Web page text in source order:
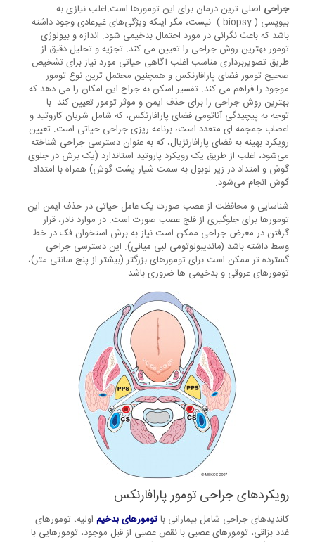
جراحی اصلی ترین درمان برای این تومورها است.اغلب نیازی به
بیوپسی ( biopsy ) نیست، مگر اینکه ویژگی‌های غیرعادی وجود داشته
باشد که باعث نگرانی در مورد احتمال بدخیمی شود. اندازه و بیولوژی
تومور بهترین روش جراحی را تعیین می کند. تجزیه و تحلیل دقیق از
طریق تصویربرداری مناسب اغلب آگاهی حیاتی مورد نیاز برای تشخیص
صحیح تومور فضای پارافارنکس و همچنین محتمل ترین نوع تومور
موجود را فراهم می کند. تفسیر اسکن به جراح این امکان را می دهد که
بهترین روش جراحی را برای حذف ایمن و موثر تومور تعیین کند. با
توجه به پیچیدگی آناتومی فضای پارافارنکس، که شامل شریان کاروتید و
اعصاب جمجمه ای متعدد است، برنامه ریزی جراحی حیاتی است. تعیین
رویکرد بهینه به فضای پارافارنژیال، که به عنوان دسترسی جراحی شناخته
می‌شود، اغلب از طریق یک رویکرد پاروتید استاندارد (یک برش در جلوی
گوش و امتداد در زیر لوبول به سمت شیار پشت گوش) همراه با امتداد
گوش انجام می‌شود.
شناسایی و محافظت از عصب صورت یک عامل حیاتی در حذف ایمن این
تومورها برای جلوگیری از فلج عصب صورت است. در موارد نادر، قرار
گرفتن در معرض جراحی ممکن است نیاز به برش استخوان فک در خط
وسط داشته باشد (ماندیبولوتومی لبی میانی). این دسترسی جراحی
گسترده تر ممکن است برای تومورهای بزرگتر (بیشتر از پنج سانتی متر)،
تومورهای عروقی و بدخیمی ها ضروری باشد.
رویکردهای جراحی تومور پارافارنکس
کاندیدهای جراحی شامل بیمارانی باتومورهای بدخیماولیه، تومورهای
غدد بزاقی، تومورهای عصبی با نقص عصبی از قبل موجود، تومورهایی با